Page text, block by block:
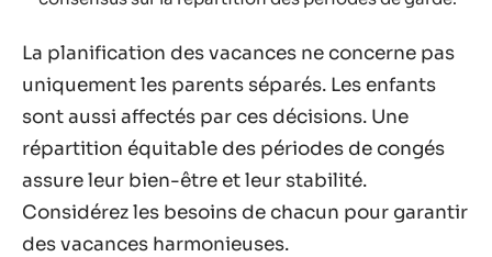
La planification des vacances ne concerne pas
uniquement les parents séparés. Les enfants
sont aussi affectés par ces décisions. Une
répartition équitable des périodes de congés
assure leur bien-être et leur stabilité.
Considérez les besoins de chacun pour garantir
des vacances harmonieuses.